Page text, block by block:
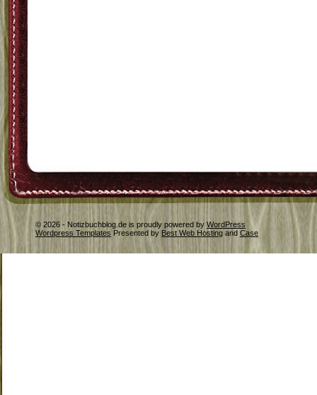
© 2026 - Notizbuchblog.de is proudly powered by WordPress
Wordpress Templates Presented by Best Web Hosting and Case